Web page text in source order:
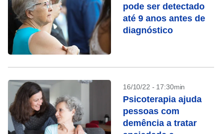
pode ser detectado
até 9 anos antes de
diagnóstico
16/10/22 - 17:30min
Psicoterapia ajuda
pessoas com
demência a tratar